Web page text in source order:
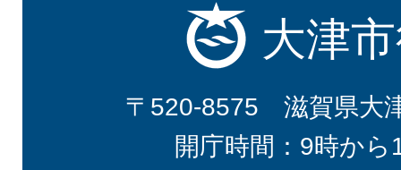
大津
〒520-8575 滋賀県大
開庁時間：9時から